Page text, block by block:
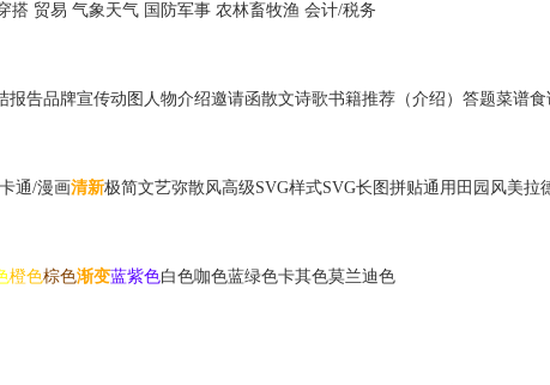
搭 贸易 气象天气 国防军事 农林畜牧渔 会计/税务
报告品牌宣传动图 人物介绍邀请函散文诗歌书籍推荐（介绍） 答题菜谱食
卡通/漫画清新极简文艺弥散风高级SVG样式SVG长图 拼贴通用 田园风美拉
橙色棕色渐变蓝紫色白色咖色蓝绿色卡其色莫兰迪色